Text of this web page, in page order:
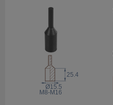
25.4
Ø15.5
M8-M16